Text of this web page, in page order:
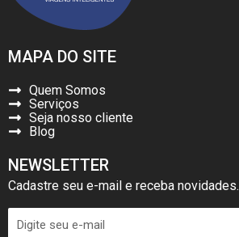
MAPA DO SITE
Quem Somos
Serviços
Seja nosso cliente
Blog
NEWSLETTER
Cadastre seu e-mail e receba novidades.